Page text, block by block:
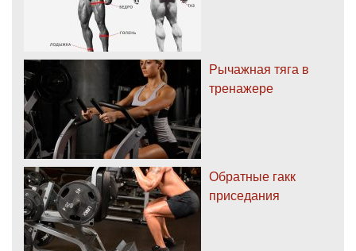
Рычажная тяга в
тренажере
Обратные гакк
приседания